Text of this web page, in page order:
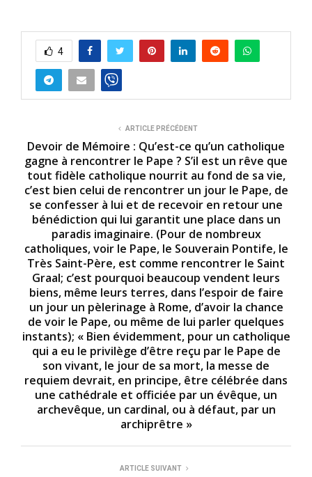
4
ARTICLE PRÉCÉDENT
Devoir de Mémoire : Qu’est-ce qu’un catholique
gagne à rencontrer le Pape ? S’il est un rêve que
tout fidèle catholique nourrit au fond de sa vie,
c’est bien celui de rencontrer un jour le Pape, de
se confesser à lui et de recevoir en retour une
bénédiction qui lui garantit une place dans un
paradis imaginaire. (Pour de nombreux
catholiques, voir le Pape, le Souverain Pontife, le
Très Saint-Père, est comme rencontrer le Saint
Graal; c’est pourquoi beaucoup vendent leurs
biens, même leurs terres, dans l’espoir de faire
un jour un pèlerinage à Rome, d’avoir la chance
de voir le Pape, ou même de lui parler quelques
instants); « Bien évidemment, pour un catholique
qui a eu le privilège d’être reçu par le Pape de
son vivant, le jour de sa mort, la messe de
requiem devrait, en principe, être célébrée dans
une cathédrale et officiée par un évêque, un
archevêque, un cardinal, ou à défaut, par un
archiprêtre »
ARTICLE SUIVANT